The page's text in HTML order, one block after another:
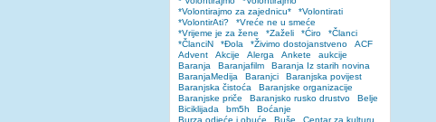
*Volontirajmo za zajednicu*
*Volontirati
*VolontirAti?
*Vreće ne u smeće
*Vrijeme je za žene
*Zaželi *Ćiro
*Članci
*ČlanciN
*Đola *Živimo dostojanstveno
ACF
Advent
Akcije Alerga Ankete
aukcije
Baranja
Baranjafilm
Baranja Iz starih novina
BaranjaMedija
Baranjci
Baranjska povijest
Baranjska čistoća
Baranjske organizacije
Baranjske priče
Baranjsko rusko drustvo
Belje
Biciklijada
bm5h
Boćanje
Burza odjeće i obuće
Buše
Centar za kulturu